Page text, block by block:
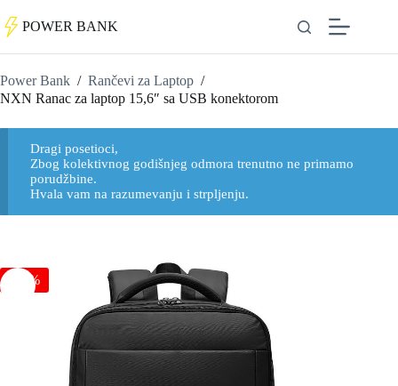
POWER BANK
Power Bank / Rančevi za Laptop /
NXN Ranac za laptop 15,6″ sa USB konektorom
Dragi posetioci,
Zbog kolektivnog godišnjeg odmora trenutno ne primamo
porudžbine.
Hvala vam na razumevanju i strpljenju.
-30%
Pametna Futrola za Pasoš sa Lociranjem -
Apple Find My
3.599RSD